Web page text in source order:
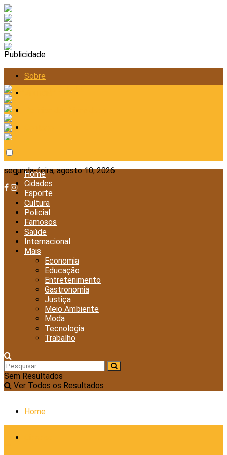
Publicidade
Sobre
segunda-feira, agosto 10, 2026
Home
Cidades
Esporte
Cultura
Policial
Famosos
Saúde
Internacional
Mais
Economia
Educação
Entretenimento
Gastronomia
Justiça
Meio Ambiente
Moda
Tecnologia
Trabalho
Sem Resultados
Ver Todos os Resultados
Home